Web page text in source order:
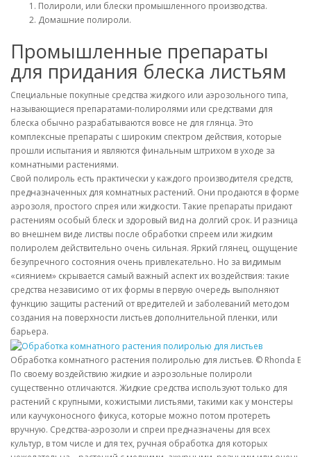
Полироли, или блески промышленного производства.
Домашние полироли.
Промышленные препараты
для придания блеска листьям
Специальные покупные средства жидкого или аэрозольного типа,
называющиеся препаратами-полиролями или средствами для
блеска обычно разрабатываются вовсе не для глянца. Это
комплексные препараты с широким спектром действия, которые
прошли испытания и являются финальным штрихом в уходе за
комнатными растениями.
Свой полироль есть практически у каждого производителя средств,
предназначенных для комнатных растений. Они продаются в форме
аэрозоля, простого спрея или жидкости. Такие препараты придают
растениям особый блеск и здоровый вид на долгий срок. И разница
во внешнем виде листвы после обработки спреем или жидким
полиролем действительно очень сильная. Яркий глянец, ощущение
безупречного состояния очень привлекательно. Но за видимым
«сиянием» скрывается самый важный аспект их воздействия: такие
средства независимо от их формы в первую очередь выполняют
функцию защиты растений от вредителей и заболеваний методом
создания на поверхности листьев дополнительной пленки, или
барьера.
Обработка комнатного растения полиролью для листьев. © Rhonda
По своему воздействию жидкие и аэрозольные полироли
существенно отличаются. Жидкие средства используют только для
растений с крупными, кожистыми листьями, такими как у монстеры
или каучуконосного фикуса, которые можно потом протереть
вручную. Средства-аэрозоли и спреи предназначены для всех
культур, в том числе и для тех, ручная обработка для которых